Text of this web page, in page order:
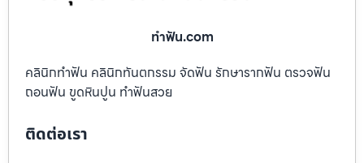
ทําฟัน.com
คลินิกทำฟัน คลินิกทันตกรรม จัดฟัน รักษารากฟัน ตรวจฟัน
ถอนฟัน ขูดหินปูน ทำฟันสวย
ติดต่อเรา